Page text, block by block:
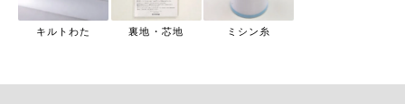
キルトわた 裏地・芯地 ミシン糸